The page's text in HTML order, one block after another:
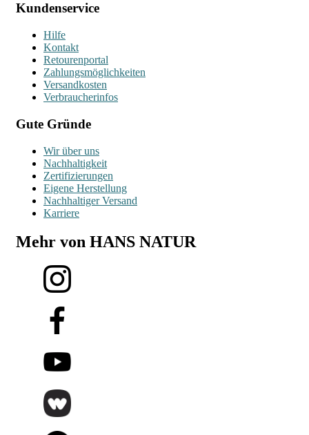
Kundenservice
Hilfe
Kontakt
Retourenportal
Zahlungsmöglichkeiten
Versandkosten
Verbraucherinfos
Gute Gründe
Wir über uns
Nachhaltigkeit
Zertifizierungen
Eigene Herstellung
Nachhaltiger Versand
Karriere
Mehr von HANS NATUR